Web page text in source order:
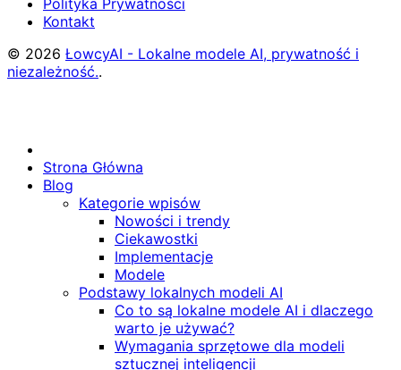
Polityka Prywatności
Kontakt
© 2026 ŁowcyAI - Lokalne modele AI, prywatność i
niezależność..
Strona Główna
Blog
Kategorie wpisów
Nowości i trendy
Ciekawostki
Implementacje
Modele
Podstawy lokalnych modeli AI
Co to są lokalne modele AI i dlaczego
warto je używać?
Wymagania sprzętowe dla modeli
sztucznej inteligencji